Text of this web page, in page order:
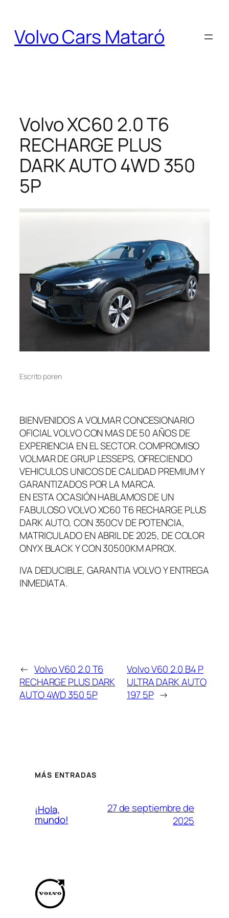
contenido
Volvo Cars Mataró
Volvo XC60 2.0 T6
RECHARGE PLUS
DARK AUTO 4WD 350
5P
Escrito poren
BIENVENIDOS A VOLMAR CONCESIONARIO
OFICIAL VOLVO CON MAS DE 50 AÑOS DE
EXPERIENCIA EN EL SECTOR. COMPROMISO
VOLMAR DE GRUP LESSEPS, OFRECIENDO
VEHICULOS UNICOS DE CALIDAD PREMIUM Y
GARANTIZADOS POR LA MARCA.
EN ESTA OCASIÓN HABLAMOS DE UN
FABULOSO VOLVO XC60 T6 RECHARGE PLUS
DARK AUTO, CON 350CV DE POTENCIA,
MATRICULADO EN ABRIL DE 2025, DE COLOR
ONYX BLACK Y CON 30500KM APROX.
IVA DEDUCIBLE, GARANTIA VOLVO Y ENTREGA
INMEDIATA.
← Volvo V60 2.0 T6
RECHARGE PLUS DARK
AUTO 4WD 350 5P
Volvo V60 2.0 B4 P
ULTRA DARK AUTO
197 5P →
MÁS ENTRADAS
¡Hola,
mundo!
27 de septiembre de
2025